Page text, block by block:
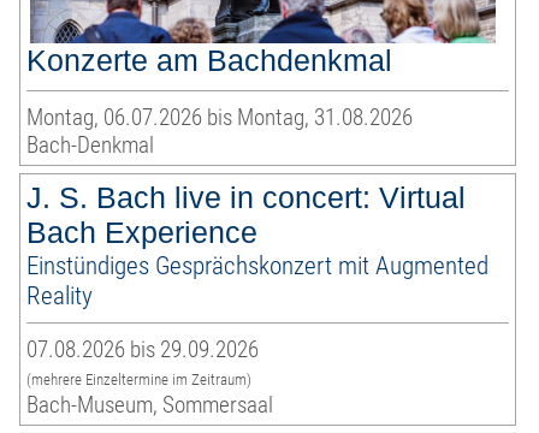
Konzerte am Bachdenkmal
Montag, 06.07.2026 bis Montag, 31.08.2026
Bach-Denkmal
J. S. Bach live in concert: Virtual
Bach Experience
Einstündiges Gesprächskonzert mit Augmented
Reality
07.08.2026 bis 29.09.2026
(mehrere Einzeltermine im Zeitraum)
Bach-Museum, Sommersaal